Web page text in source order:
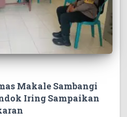
Makale Sambangi
Iring Sampaikan